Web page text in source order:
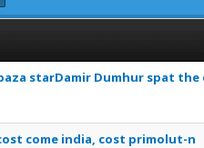
starDamir Dumhur spat the
5
come india, cost primolut-n
5